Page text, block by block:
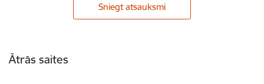
Sniegt atsauksmi
Ātrās saites